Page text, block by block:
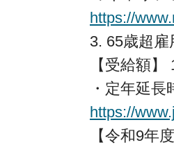
https://
3. 65歳超
【受給額
・定年延
https://
【令和9年